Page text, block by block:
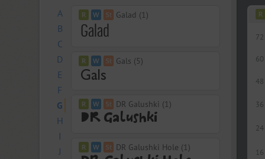
A
B
C
D
E
F
G
H
I
J
Galad (1)
Gals (5)
DR Galushki (1)
DR Galushki Hole (1)